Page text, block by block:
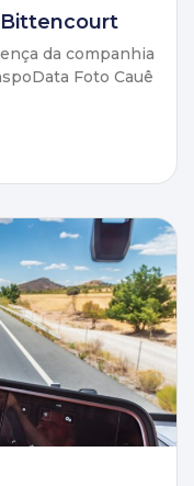
Bittencourt
da companhia
Foto Cauê